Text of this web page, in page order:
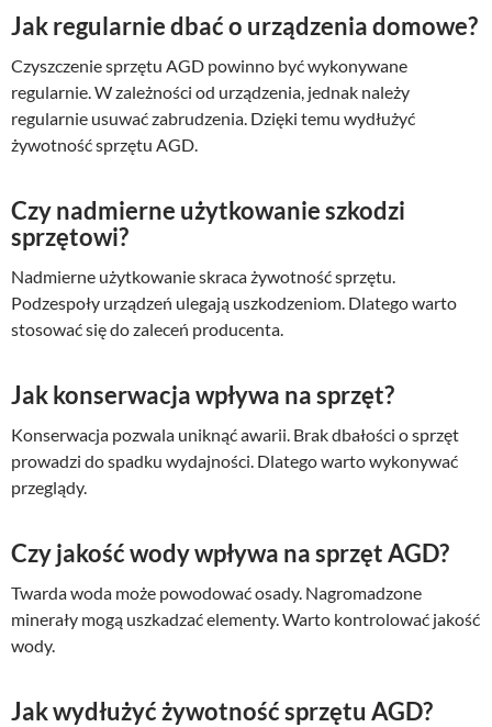
Jak regularnie dbać o urządzenia domowe?
Czyszczenie sprzętu AGD powinno być wykonywane
regularnie. W zależności od urządzenia, jednak należy
regularnie usuwać zabrudzenia. Dzięki temu wydłużyć
żywotność sprzętu AGD.
Czy nadmierne użytkowanie szkodzi
sprzętowi?
Nadmierne użytkowanie skraca żywotność sprzętu.
Podzespoły urządzeń ulegają uszkodzeniom. Dlatego warto
stosować się do zaleceń producenta.
Jak konserwacja wpływa na sprzęt?
Konserwacja pozwala uniknąć awarii. Brak dbałości o sprzęt
prowadzi do spadku wydajności. Dlatego warto wykonywać
przeglądy.
Czy jakość wody wpływa na sprzęt AGD?
Twarda woda może powodować osady. Nagromadzone
minerały mogą uszkadzać elementy. Warto kontrolować jakość
wody.
Jak wydłużyć żywotność sprzętu AGD?